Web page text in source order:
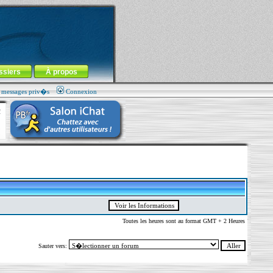
À propos
priv�s Connexion
Toutes les heures sont au format GMT + 2 Heures
Sauter vers: